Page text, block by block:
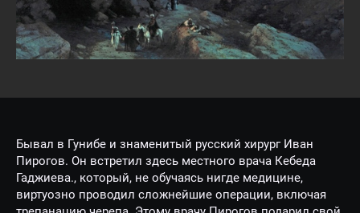
Бывал в Гунибе и знаменитый русский хирург Иван
Пирогов. Он встретил здесь местного врача Кебеда
Гаджиева., который, не обучаясь нигде медицине,
виртуозно проводил сложнейшие операции, включая